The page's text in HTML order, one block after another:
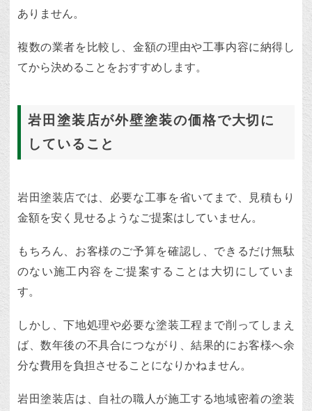
ありません。
複数の業者を比較し、金額の理由や工事内容に納得し
てから決めることをおすすめします。
岩田塗装店が外壁塗装の価格で大切に
していること
岩田塗装店では、必要な工事を省いてまで、見積もり
金額を安く見せるようなご提案はしていません。
もちろん、お客様のご予算を確認し、できるだけ無駄
のない施工内容をご提案することは大切にしていま
す。
しかし、下地処理や必要な塗装工程まで削ってしまえ
ば、数年後の不具合につながり、結果的にお客様へ余
分な費用を負担させることになりかねません。
岩田塗装店は、自社の職人が施工する地域密着の塗装